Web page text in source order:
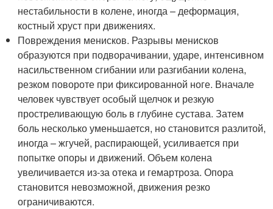
нестабильности в колене, иногда – деформация,
костный хруст при движениях.
Повреждения менисков. Разрывы менисков
образуются при подворачивании, ударе, интенсивном
насильственном сгибании или разгибании колена,
резком повороте при фиксированной ноге. Вначале
человек чувствует особый щелчок и резкую
простреливающую боль в глубине сустава. Затем
боль несколько уменьшается, но становится разлитой,
иногда – жгучей, распирающей, усиливается при
попытке опоры и движений. Объем колена
увеличивается из-за отека и гемартроза. Опора
становится невозможной, движения резко
ограничиваются.